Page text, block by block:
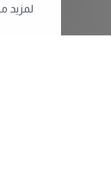
لمزيد